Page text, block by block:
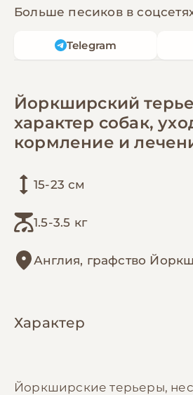
Больше песиков в
Telegram
Йоркширский
характер собак,
кормление и
15-23 см
1.5-3.5 кг
Англия, графство
Характер
Йоркширские терьеры,